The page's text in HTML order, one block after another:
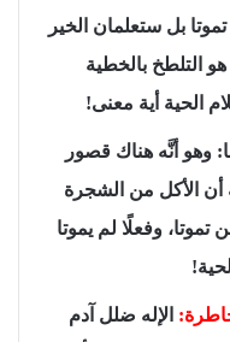
بل ستعلمان الخير
التلطخ بالخطية
الحية أية معنى!
وهو أنَّه هناك قصور
أن الأكل من الشجرة
وفعلًا لم يموتا
الإله ضلل آدم